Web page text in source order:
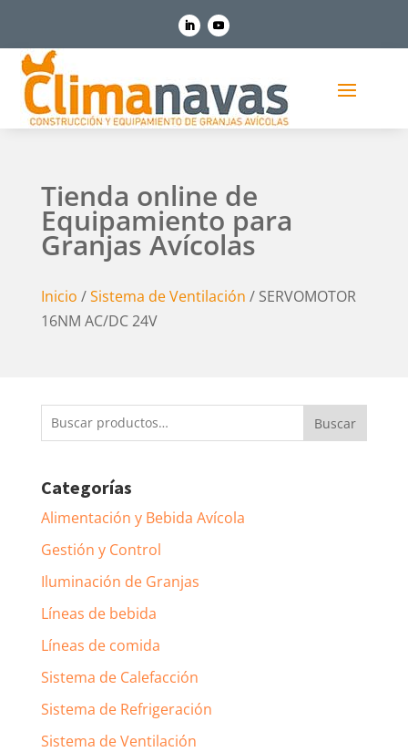
Tienda online de
Equipamiento para
Granjas Avícolas
Inicio /Sistema de Ventilación / SERVOMOTOR
16NM AC/DC 24V
Buscar
por:
Buscar
Categorías
Alimentación y Bebida Avícola
Gestión y Control
Iluminación de Granjas
Líneas de bebida
Líneas de comida
Sistema de Calefacción
Sistema de Refrigeración
Sistema de Ventilación